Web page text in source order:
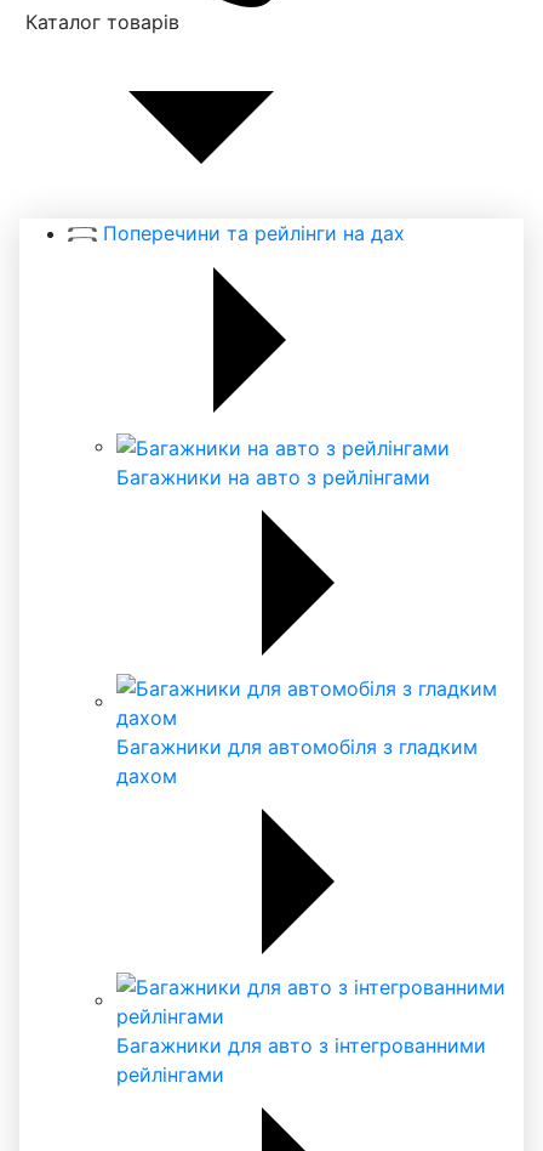
Каталог товарів
Поперечини та рейлінги на дах
Багажники на авто з рейлінгами
Багажники для автомобіля з гладким
дахом
Багажники для авто з інтегрованними
рейлінгами